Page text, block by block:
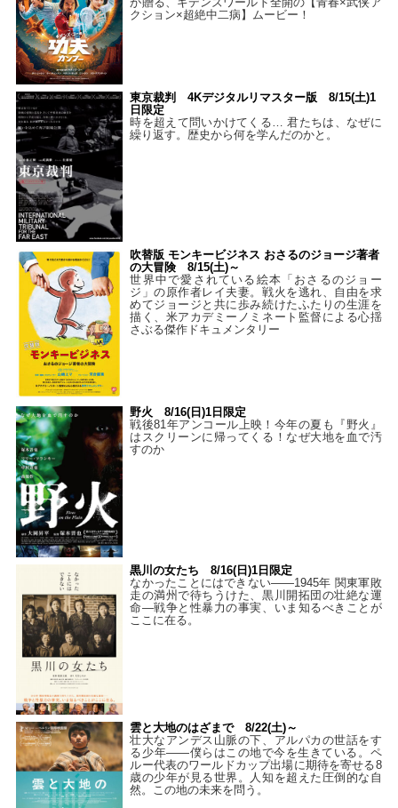
クション×超絶中二病】ムービー！
東京裁判 4Kデジタルリマスター版 8/15(土)1
日限定
時を超えて問いかけてくる… 君たちは、なぜに
繰り返す。歴史から何を学んだのかと。
吹替版 モンキービジネス おさるのジョージ著者
の大冒険 8/15(土)～
世界中で愛されている絵本「おさるのジョー
ジ」の原作者レイ夫妻。戦火を逃れ、自由を求
めてジョージと共に歩み続けたふたりの生涯を
描く、米アカデミーノミネート監督による心揺
さぶる傑作ドキュメンタリー
野火 8/16(日)1日限定
戦後81年アンコール上映！今年の夏も『野火』
はスクリーンに帰ってくる！なぜ大地を血で汚
すのか
黒川の女たち 8/16(日)1日限定
なかったことにはできない——1945年 関東軍敗
走の満州で待ちうけた、黒川開拓団の壮絶な運
命―戦争と性暴力の事実、いま知るべきことが
ここに在る。
雲と大地のはざまで 8/22(土)～
壮大なアンデス山脈の下、アルパカの世話をす
る少年――僕らはこの地で今を生きている。ペ
ルー代表のワールドカップ出場に期待を寄せる8
歳の少年が見る世界。人知を超えた圧倒的な自
然。この地の未来を問う。